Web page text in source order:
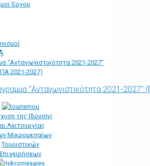
Έργου
“Ανταγωνιστικότητα 2021-2027”
2021-2027)
"Ανταγωνιστικότητα 2021-
της Ίδρυσης
Λειτουργίας
Μικρομεσαίων
Τουριστικών
Επιχειρήσεων